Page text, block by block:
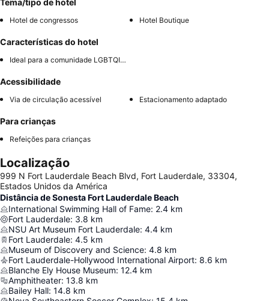
Tema/tipo de hotel
Hotel de congressos Hotel Boutique
Características do hotel
Ideal para a comunidade LGBTQIA+
Acessibilidade
Via de circulação acessível Estacionamento adaptado
Para crianças
Refeições para crianças
Localização
999 N Fort Lauderdale Beach Blvd, Fort Lauderdale, 33304,
Estados Unidos da América
Distância de Sonesta Fort Lauderdale Beach
International Swimming Hall of Fame: 2.4 km
Fort Lauderdale: 3.8 km
NSU Art Museum Fort Lauderdale: 4.4 km
Fort Lauderdale: 4.5 km
Museum of Discovery and Science: 4.8 km
Fort Lauderdale-Hollywood International Airport: 8.6 km
Blanche Ely House Museum: 12.4 km
Amphitheater: 13.8 km
Bailey Hall: 14.8 km